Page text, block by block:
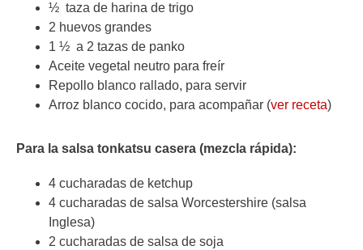
½ taza de harina de trigo
2 huevos grandes
1 ½ a 2 tazas de panko
Aceite vegetal neutro para freír
Repollo blanco rallado, para servir
Arroz blanco cocido, para acompañar (ver receta)
Para la salsa tonkatsu casera (mezcla rápida):
4 cucharadas de ketchup
4 cucharadas de salsa Worcestershire (salsa
Inglesa)
2 cucharadas de salsa de soja